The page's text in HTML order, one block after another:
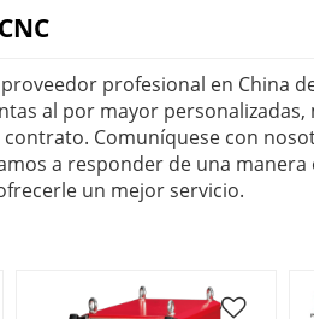
profesional en China
al por mayor personalizadas,
Comuníquese con
a responder de una
un mejor servicio.